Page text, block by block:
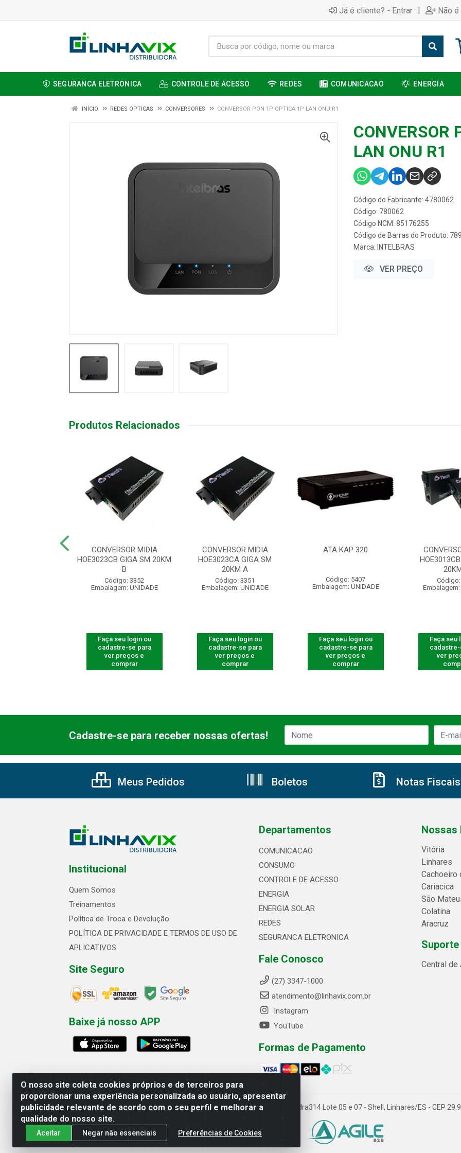
Já é cliente? - Entrar | Não
SEGURANCA ELETRONICA CONTROLE DE ACESSO REDES COMUNICACAO ENERGIA
INÍCIO REDES OPTICAS CONVERSORES CONVERSOR PON 1P OPTICA 1P LAN ONU R1
CONVERSOR
LAN ONU R1
Código do Fabricante: 4780062
Código: 780062
Código NCM: 85176255
Código de Barras do Produto:
Marca: INTELBRAS
VER PREÇO
Produtos Relacionados
CONVERSOR MIDIA
HOE3023CB GIGA SM 20KM
B
Código: 3352
Embalagem: UNIDADE
Faça seu login ou
cadastre-se para
ver preços e
comprar
CONVERSOR MIDIA
HOE3023CA GIGA SM
20KM A
Código: 3351
Embalagem: UNIDADE
Faça seu login ou
cadastre-se para
ver preços e
comprar
ATA KAP 320
Código: 5407
Embalagem: UNIDADE
Faça seu login ou
cadastre-se para
ver preços e
comprar
Código:
Embalagem:
Faça seu
ver
O nosso site coleta cookies próprios e de terceiros para
proporcionar uma experiência personalizada ao usuário, apresentar
publicidade relevante de acordo com o seu perfil e melhorar a
qualidade do nosso site.
Aceitar Negar não essenciais Preferências de Cookies
Cadastre-se para receber nossas ofertas!
Meus Pedidos Boletos Notas Fiscais
Institucional
Quem Somos
Treinamentos
Política de Troca e Devolução
POLÍTICA DE PRIVACIDADE E TERMOS DE USO DE
APLICATIVOS
Site Seguro
Baixe já nosso APP
Departamentos
COMUNICACAO
CONSUMO
CONTROLE DE ACESSO
ENERGIA
ENERGIA SOLAR
REDES
SEGURANCA ELETRONICA
Fale Conosco
(27) 3347-1000
atendimento@linhavix.com.br
Instagram
YouTube
Formas de Pagamento
Nossas
Vitória
Linhares
Cachoeiro
Cariacica
São
Colatina
Aracruz
Central de
Linhavix Distribuidora LTDA - Avenida Alegre, 2521 - Quadra314 Lote 05 e 07 - Shell, Linhares/ES - CEP